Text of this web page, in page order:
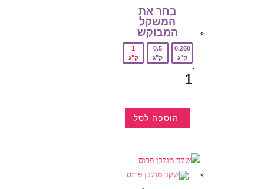
עד
⁦₪58.00⁩
בחר את
המשקל
המבוקש‎
0.250
ק"ג
0.5
ק"ג
1
ק"ג
הוספה לסל
מספר
סוגים.
ניתן
לבחור